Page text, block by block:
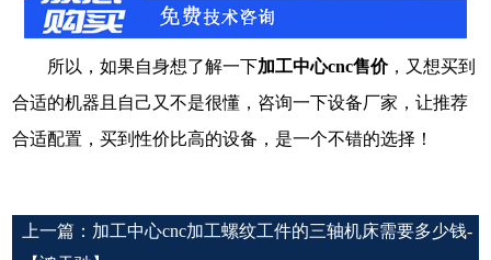
所以，如果自身想了解一下加工中心cnc售价，又想买到
合适的机器且自己又不是很懂，咨询一下设备厂家，让推荐
合适配置，买到性价比高的设备，是一个不错的选择！
上一篇： 加工中心cnc加工螺纹工件的三轴机床需要多少钱-